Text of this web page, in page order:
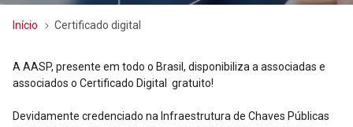
Início Certificado digital
A AASP, presente em todo o Brasil, disponibiliza a associadas e
associados o Certificado Digital gratuito!
Devidamente credenciado na Infraestrutura de Chaves Públicas